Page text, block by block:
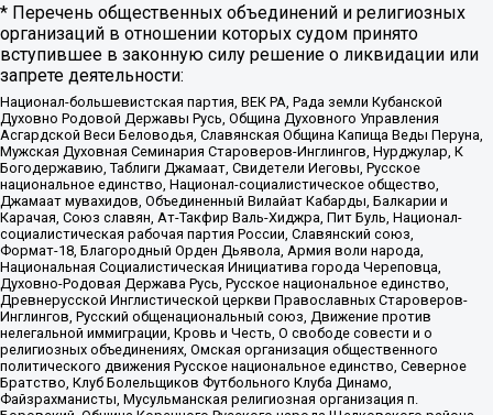
* Перечень общественных объединений и религиозных
организаций в отношении которых судом принято
вступившее в законную силу решение о ликвидации или
запрете деятельности:
Национал-большевистская партия, ВЕК РА, Рада земли Кубанской
Духовно Родовой Державы Русь, Община Духовного Управления
Асгардской Веси Беловодья, Славянская Община Капища Веды Перуна,
Мужская Духовная Семинария Староверов-Инглингов, Нурджулар, К
Богодержавию, Таблиги Джамаат, Свидетели Иеговы, Русское
национальное единство, Национал-социалистическое общество,
Джамаат мувахидов, Объединенный Вилайат Кабарды, Балкарии и
Карачая, Союз славян, Ат-Такфир Валь-Хиджра, Пит Буль, Национал-
социалистическая рабочая партия России, Славянский союз,
Формат-18, Благородный Орден Дьявола, Армия воли народа,
Национальная Социалистическая Инициатива города Череповца,
Духовно-Родовая Держава Русь, Русское национальное единство,
Древнерусской Инглистической церкви Православных Староверов-
Инглингов, Русский общенациональный союз, Движение против
нелегальной иммиграции, Кровь и Честь, О свободе совести и о
религиозных объединениях, Омская организация общественного
политического движения Русское национальное единство, Северное
Братство, Клуб Болельщиков Футбольного Клуба Динамо,
Файзрахманисты, Мусульманская религиозная организация п.